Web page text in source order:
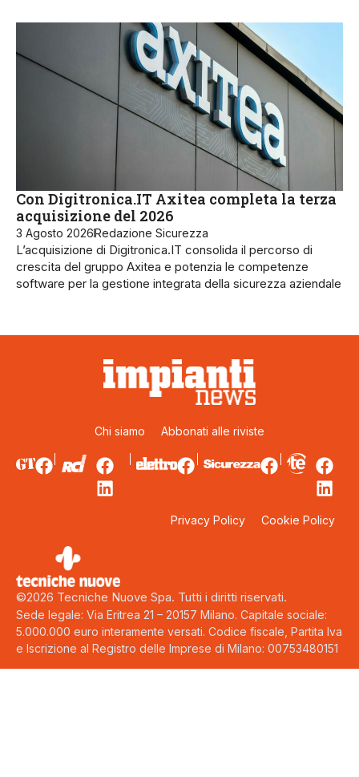
Con Digitronica.IT Axitea completa la terza
acquisizione del 2026
3 Agosto 2026Redazione Sicurezza
L’acquisizione di Digitronica.IT consolida il percorso di
crescita del gruppo Axitea e potenzia le competenze
software per la gestione integrata della sicurezza aziendale
Chi siamo Abbonati alle riviste
Privacy Policy Cookie Policy
©2026 Tecniche Nuove Spa. Tutti i diritti riservati.
Sede legale: Via Eritrea 21 – 20157 Milano. Capitale sociale:
5.000.000 euro interamente versati. Codice fiscale, Partita Iva
e Iscrizione al Registro delle Imprese di Milano: 00753480151